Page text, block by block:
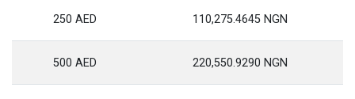
250 AED 110,275.4645 NGN
500 AED 220,550.9290 NGN